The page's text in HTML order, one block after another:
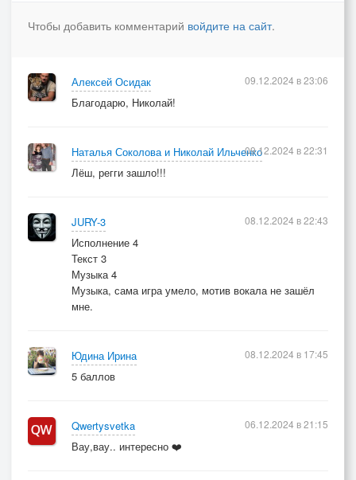
Чтоб для души
Карты, масти, покерфейсы, фишки
И от солнца тëмное песне.
Бросить это дело, скажем, сразу по весне.
Засунул жизнь в колоду
Дал карточному сброду
Права судьбой еë крутить,
Ты слышишь, Вить? -
Я так решил! -
Дал карточной ватаге
Права судьбой еë вертеть,
Дал карточной ораве
Немыслимое право
Чтобы добавить комментарий войдите на сайт.
Алексей Осидак
Благодарю, Николай!
09.12.2024 в 23:06
Наталья Соколова и Николай Ильченко
Лёш, регги зашло!!!
09.12.2024 в 22:31
JURY-3
Исполнение 4
Текст 3
Музыка 4
Музыка, сама игра умело, мотив вокала не зашёл
мне.
08.12.2024 в 22:43
Юдина Ирина
5 баллов
08.12.2024 в 17:45
Qwertysvetka
Вау,вау.. интересно ❤️
06.12.2024 в 21:15